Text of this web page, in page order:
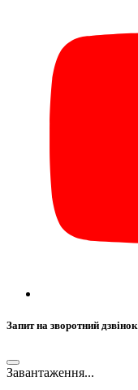
Запит на зворотний дзвінок
Завантаження...